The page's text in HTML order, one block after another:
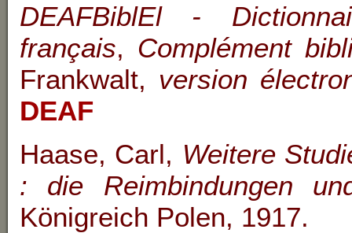
DEAFBiblEl-
français, Complément
Frankwalt, version
DEAF
Haase, Carl, Weitere
: die Reimbindungen
Königreich Polen, 1917.